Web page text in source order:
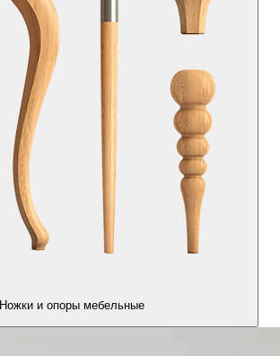
Ножки и опоры мебельные